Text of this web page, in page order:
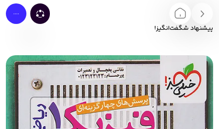
....
پیشنهاد شگفت‌انگیز!